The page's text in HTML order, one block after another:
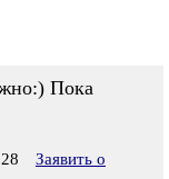
Пока
Заявить о